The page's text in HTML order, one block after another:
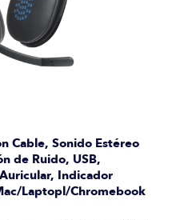
Cable, Sonido Estéreo
de Ruido, USB,
Indicador
Laptopl/Chromebook